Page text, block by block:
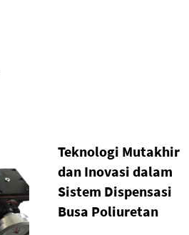
Teknologi Mutakhir
dan Inovasi dalam
Sistem Dispensasi
Busa Poliuretan